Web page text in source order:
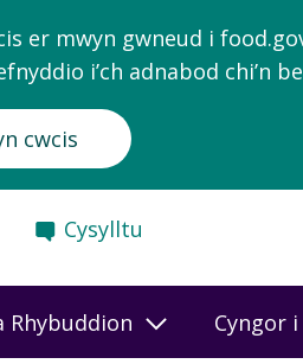
er mwyn gwneud i
i’ch adnabod chi’n
cwcis
Cysylltu
Rhybuddion Cyngor